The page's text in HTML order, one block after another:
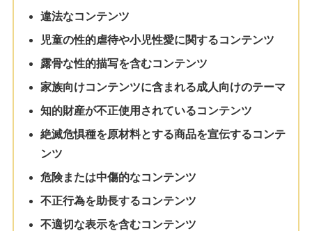
違法なコンテンツ
児童の性的虐待や小児性愛に関するコンテンツ
露骨な性的描写を含むコンテンツ
家族向けコンテンツに含まれる成人向けのテーマ
知的財産が不正使用されているコンテンツ
絶滅危惧種を原材料とする商品を宣伝するコンテ
ンツ
危険または中傷的なコンテンツ
不正行為を助長するコンテンツ
不適切な表示を含むコンテンツ